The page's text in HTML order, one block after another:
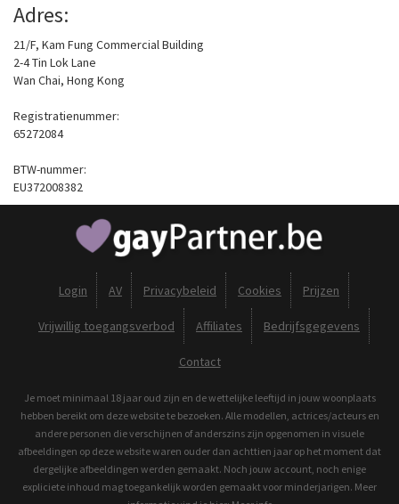
Adres:
21/F, Kam Fung Commercial Building
2-4 Tin Lok Lane
Wan Chai, Hong Kong
Registratienummer:
65272084
BTW-nummer:
EU372008382
Login AV Privacybeleid Cookies Prijzen
Vrijwillig toegangsverbod Affiliates Bedrijfsgegevens
Contact
Je moet minimaal 18 jaar oud zijn en de wettelijke leeftijd in jouw woonplaats
hebben bereikt om deze website te bezoeken. Alle modellen, actrices/acteurs en
andere personen die verschijnen of anderszins zijn opgenomen in visuele
afbeeldingen op deze website waren ouder dan achttien jaar op het moment dat
dergelijke afbeeldingen werden gemaakt. Noch jouw account, noch enige
expliciete inhoud mag toegankelijk worden gemaakt voor minderjarigen. Meer